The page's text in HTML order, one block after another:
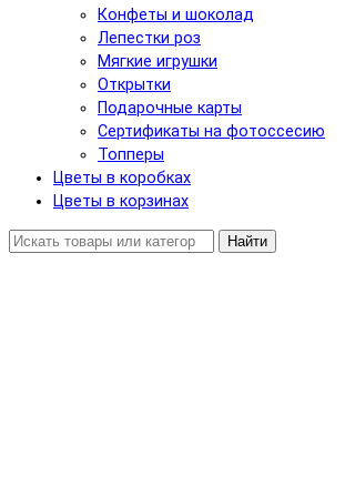
Конфеты и шоколад
Лепестки роз
Мягкие игрушки
Открытки
Подарочные карты
Сертификаты на фотоссесию
Топперы
Цветы в коробках
Цветы в корзинах
Найти